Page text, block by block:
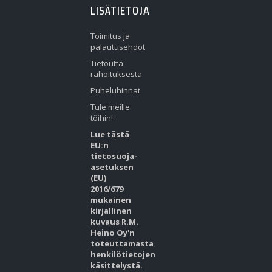
LISÄTIETOJA
Toimitus ja
palautusehdot
Tietoutta
rahoituksesta
Puheluhinnat
Tule meille
töihin!
Lue tästä
EU:n
tietosuoja-
asetuksen
(EU)
2016/679
mukainen
kirjallinen
kuvaus R.M.
Heino Oy'n
toteuttamasta
henkilötietojen
käsittelystä.